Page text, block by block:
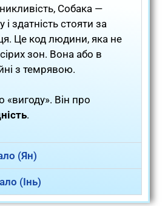
Собака —
і здатність стояти за
Це код людини, яка не
зон. Вона або в
з темрявою.
«вигоду». Він про
.
(Ян)
(Інь)